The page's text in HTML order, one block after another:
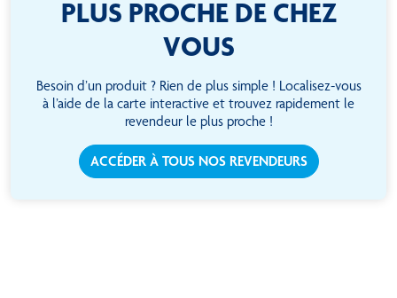
PLUS PROCHE DE CHEZ
VOUS
Besoin d’un produit ? Rien de plus simple ! Localisez-vous
à l’aide de la carte interactive et trouvez rapidement le
revendeur le plus proche !
ACCÉDER À TOUS NOS REVENDEURS